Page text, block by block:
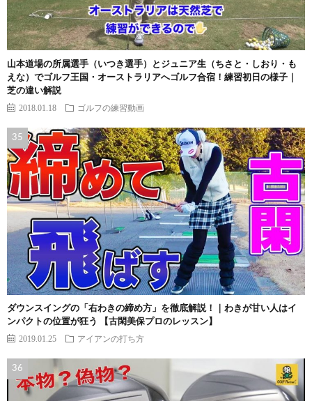
山本道場の所属選手（いつき選手）とジュニア生（ちさと・しおり・も
えな）でゴルフ王国・オーストラリアへゴルフ合宿！練習初日の様子｜
芝の違い解説
2018.01.18 ゴルフの練習動画
ダウンスイングの「右わきの締め方」を徹底解説！｜わきが甘い人はイ
ンパクトの位置が狂う 【古閑美保プロのレッスン】
2019.01.25 アイアンの打ち方